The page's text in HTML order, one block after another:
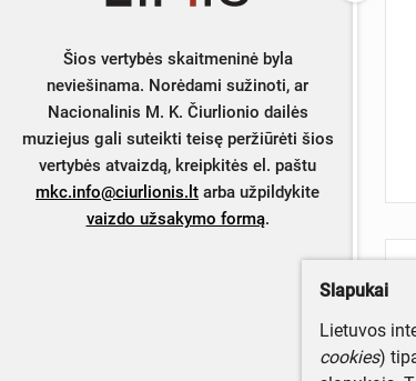
Šios vertybės skaitmeninė byla
neviešinama. Norėdami sužinoti, ar
Nacionalinis M. K. Čiurlionio dailės
muziejus gali suteikti teisę peržiūrėti šios
vertybės atvaizdą, kreipkitės el. paštu
mkc.info@ciurlionis.lt arba užpildykite
vaizdo užsakymo formą.
Slapukai
Lietuvos
cookies)